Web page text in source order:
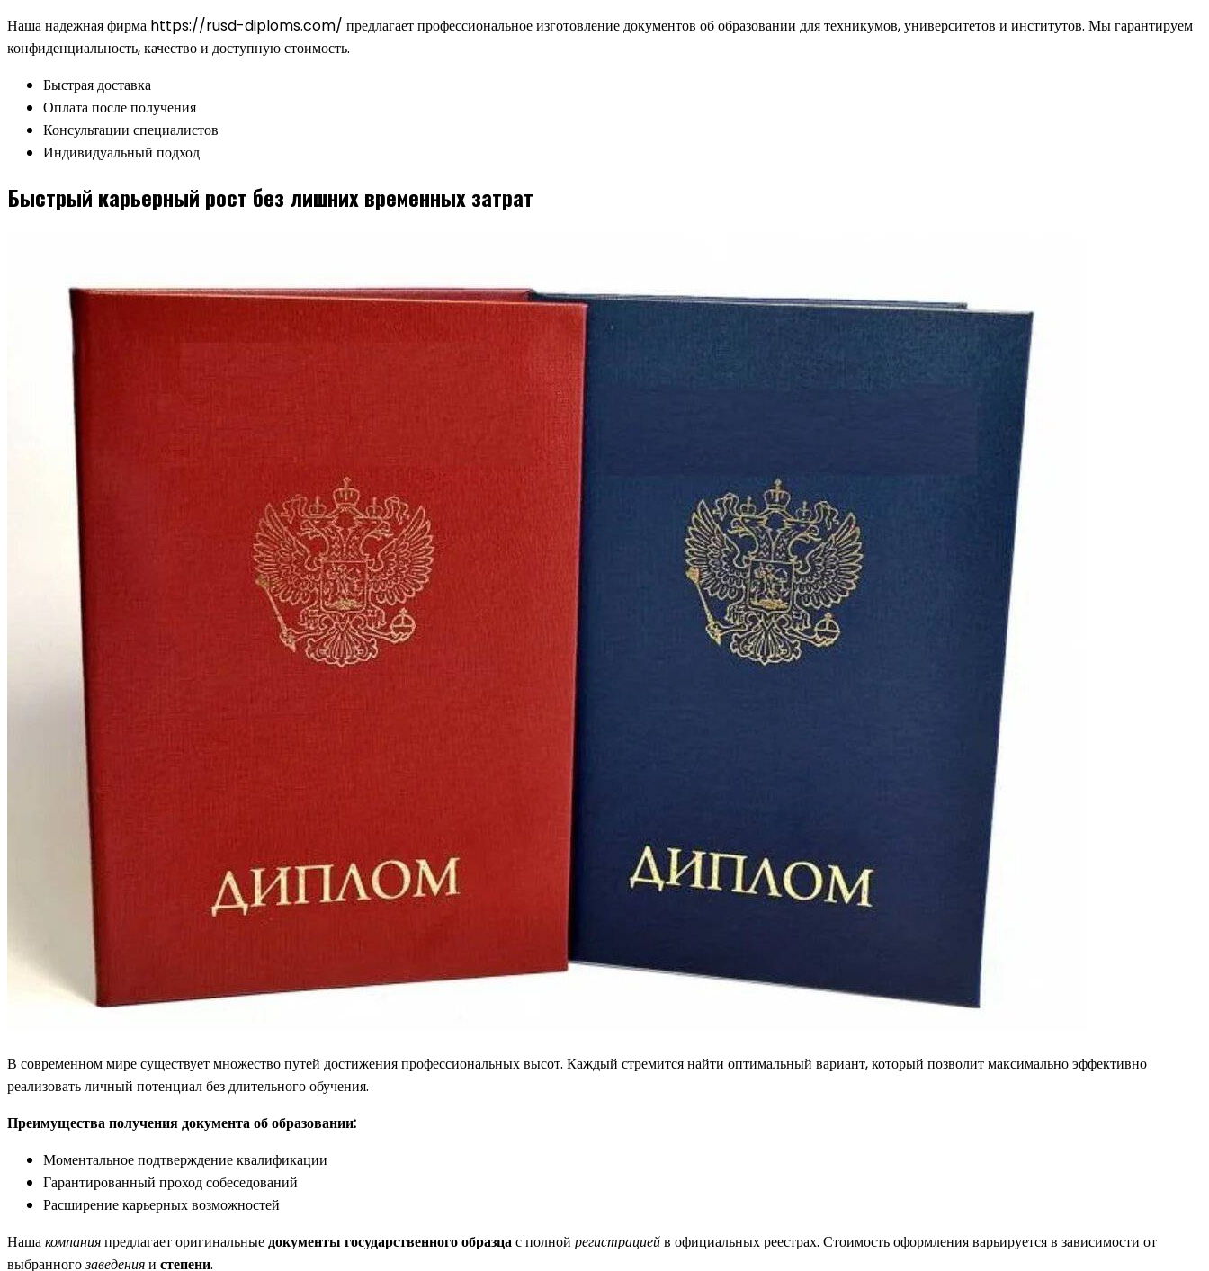
Наша надежная фирма https://rusd-diploms.com/ предлагает профессиональное изготовление документов об образовании для техникумов, университетов и институтов. Мы гарантируем
конфиденциальность, качество и доступную стоимость.
Быстрая доставка
Оплата после получения
Консультации специалистов
Индивидуальный подход
Быстрый карьерный рост без лишних временных затрат
В современном мире существует множество путей достижения профессиональных высот. Каждый стремится найти оптимальный вариант, который позволит максимально эффективно
реализовать личный потенциал без длительного обучения.
Преимущества получения документа об образовании:
Моментальное подтверждение квалификации
Гарантированный проход собеседований
Расширение карьерных возможностей
Нашакомпанияпредлагает оригинальныедокументы государственного образцас полной регистрациейв официальных реестрах. Стоимость оформления варьируется в зависимости от
выбранногозаведенияи степени.